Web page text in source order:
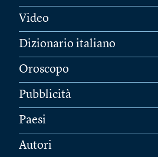
Video
Dizionario italiano
Oroscopo
Pubblicità
Paesi
Autori